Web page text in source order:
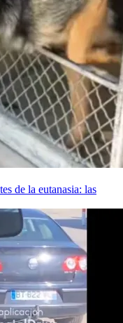
de la eutanasia: las